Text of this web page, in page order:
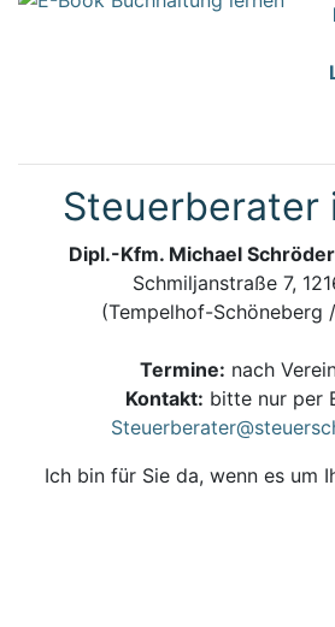
Steuerberater
Dipl.-Kfm. Michael Schröder
Schmiljanstraße 7,
(Tempelhof-Schöneberg
Termine: nach
Kontakt: bitte nur per
Ich bin für Sie da, wenn es um